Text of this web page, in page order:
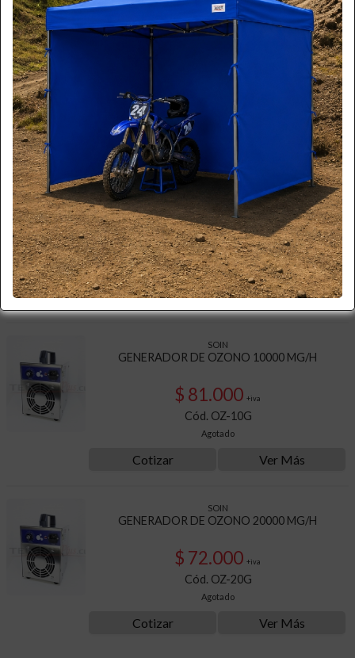
SUBCATEGORIAS DE GENERADORES DE OZONO
GENERADORES DE OZONO
TODOS LOS PRODUCTOS DE GENERADORES DE OZONO
SOIN
GENERADOR DE OZONO 5000 MG/H
$ 75.500+iva
Cód. OZ-5G
Agotado
Cotizar Ver Más
SOIN
GENERADOR DE OZONO 10000 MG/H
$ 81.000 +iva
Cód. OZ-10G
Agotado
Cotizar Ver Más
SOIN
GENERADOR DE OZONO 20000 MG/H
$ 72.000 +iva
Cód. OZ-20G
Agotado
Cotizar Ver Más